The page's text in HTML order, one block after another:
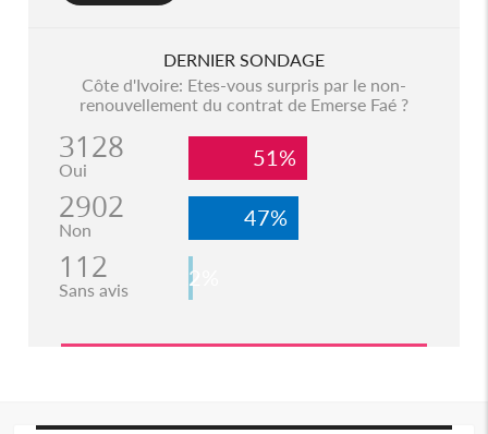
DERNIER SONDAGE
Côte d'Ivoire: Etes-vous surpris par le non-
renouvellement du contrat de Emerse Faé ?
3128
Oui 51%
2902
Non 47%
112
Sans avis 2%